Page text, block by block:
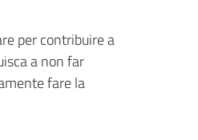
per contribuire a
a non far
fare la